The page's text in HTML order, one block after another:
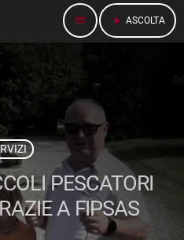
menu play_arrow ASCOLTA
PESCATORI
A FIPSAS